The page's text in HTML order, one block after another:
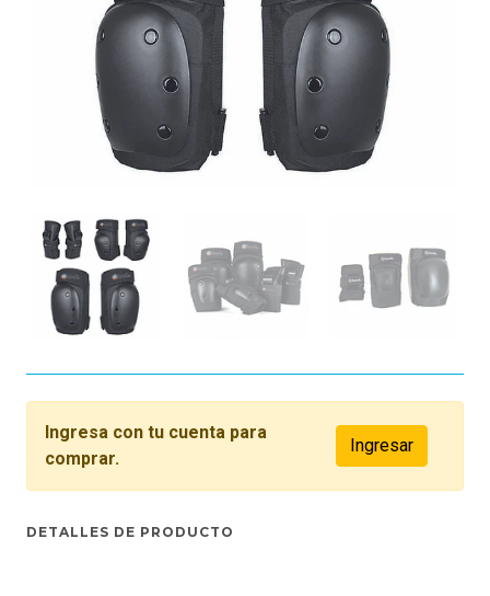
Ingresa con tu cuenta para
comprar.
Ingresar
DETALLES DE PRODUCTO